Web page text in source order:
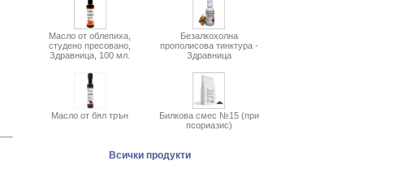
Масло от облепиха,
студено пресовано,
Здравница, 100 мл.
Безалкохолна
прополисова тинктура -
Здравница
Масло от бял трън
Билкова смес №15 (при
псориазис)
Всички продукти